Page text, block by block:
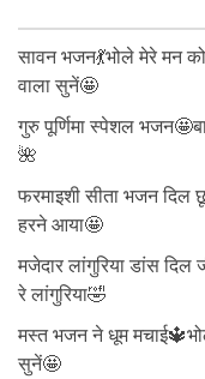
सावन भजन💃भोले मेरे मन
वाला सुनें🤩
गुरु पूर्णिमा स्पेशल
🌺
फरमाइशी सीता भजन दिल
हरने आया🤩
मजेदार लांगुरिया डांस
रे लांगुरिया🤣
मस्त भजन ने धूम
सुनें🤩